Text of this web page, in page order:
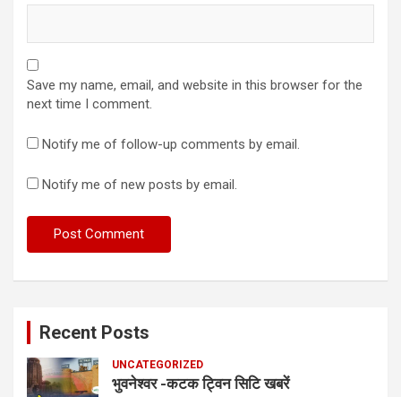
Save my name, email, and website in this browser for the
next time I comment.
Notify me of follow-up comments by email.
Notify me of new posts by email.
Recent Posts
UNCATEGORIZED
भुवनेश्वर -कटक ट्विन सिटि खबरें